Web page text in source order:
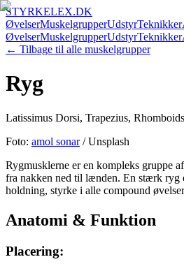
STYRKELEX.DK
ØvelserMuskelgrupperUdstyrTeknikker
ØvelserMuskelgrupperUdstyrTeknikker
← Tilbage til alle muskelgrupper
Ryg
Latissimus Dorsi, Trapezius,
Foto: amol sonar/ Unsplash
Rygmusklerne er en kompleks gruppe
fra nakken ned til lænden. En stærk ryg
holdning, styrke i alle compound
Anatomi & Funktion
Placering: